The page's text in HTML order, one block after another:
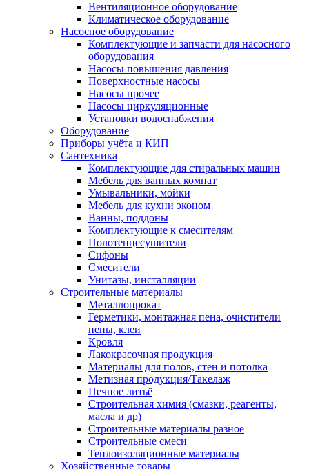
Вентиляционное оборудование
Климатическое оборудование
Насосное оборудование
Комплектующие и запчасти для насосного
оборудования
Насосы повышения давления
Поверхностные насосы
Насосы прочее
Насосы циркуляционные
Установки водоснабжения
Оборудование
Приборы учёта и КИП
Сантехника
Комплектующие для стиральных машин
Мебель для ванных комнат
Умывальники, мойки
Мебель для кухни эконом
Ванны, поддоны
Комплектующие к смесителям
Полотенцесушители
Сифоны
Смесители
Унитазы, инсталляции
Строительные материалы
Металлопрокат
Герметики, монтажная пена, очистители
пены, клеи
Кровля
Лакокрасочная продукция
Материалы для полов, стен и потолка
Метизная продукция/Такелаж
Печное литьё
Строительная химия (смазки, реагенты,
масла и др)
Строительные материалы разное
Строительные смеси
Теплоизоляционные материалы
Хозяйственные товары